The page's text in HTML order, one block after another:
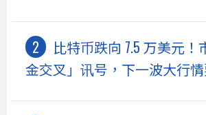
比特币跌向 7.5 万美元！
金交叉」讯号，下一波大行